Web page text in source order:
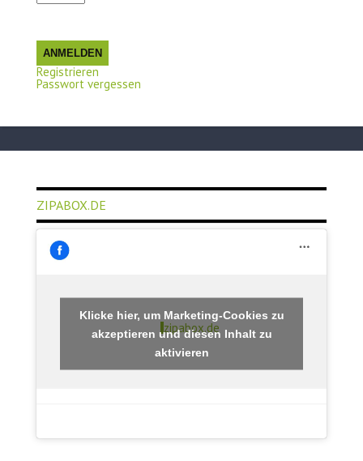
ANMELDEN
Registrieren
Passwort vergessen
ZIPABOX.DE
zipabox.de
Klicke hier, um Marketing-Cookies zu
akzeptieren und diesen Inhalt zu
aktivieren